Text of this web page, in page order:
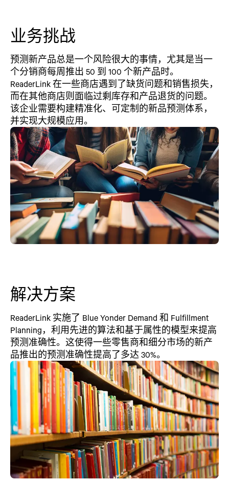
业务挑战
预测新产品总是一个风险很大的事情，尤其是当一
个分销商每周推出 50 到 100 个新产品时。
ReaderLink 在一些商店遇到了缺货问题和销售损失，
而在其他商店则面临过剩库存和产品退货的问题。
该企业需要构建精准化、可定制的新品预测体系，
并实现大规模应用。
解决方案
ReaderLink 实施了 Blue Yonder Demand 和 Fulfillment
Planning，利用先进的算法和基于属性的模型来提高
预测准确性。这使得一些零售商和细分市场的新产
品推出的预测准确性提高了多达 30%。